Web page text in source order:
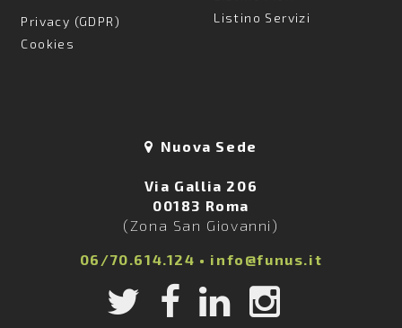
Privacy (GDPR)
Cookies
Listino Servizi
Nuova Sede
Via Gallia 206
00183 Roma
(Zona San Giovanni)
06/70.614.124 • info@funus.it